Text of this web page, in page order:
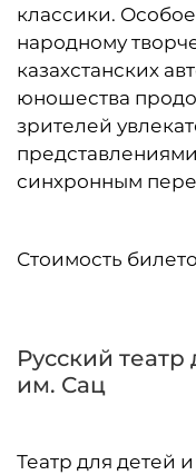
классики.
народному
казахстанских
юношества
зрителей
синхронным
Стоимость
Русский
им. Сац
Театр для детей